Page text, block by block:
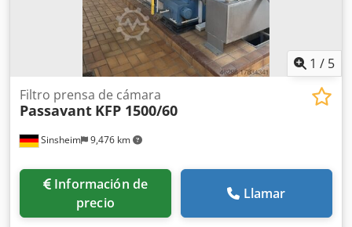
armario de control, sistema hidráulico, barrera de luz.
Condición: Usado Precio: Bajo demanda
1 / 5
Sinsheim 9,476 km
Filtro prensa de cámara
Passavant KFP 1500/60
Información de
precio
Llamar